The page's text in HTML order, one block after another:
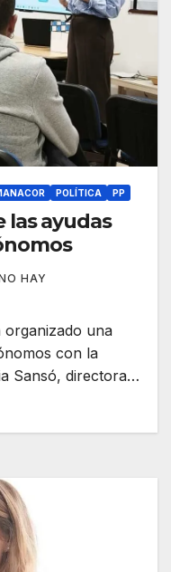
POLÍTICA PP
las ayudas
HAY
organizado una
con la
Sansó, directora…